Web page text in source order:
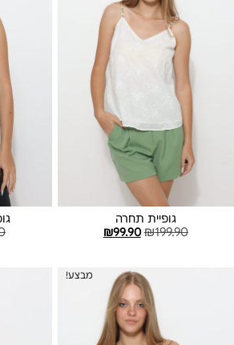
גופיית תחרה
₪199.90
₪99.90
מבצע!